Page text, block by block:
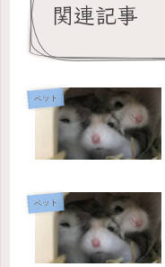
関連記事
ペット
ペット